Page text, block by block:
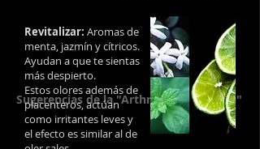
Sugerencias de la "Arthritis Foundation"
Revitalizar: Aromas de
menta, jazmín y cítricos.
Ayudan a que te sientas
más despierto.
Estos olores además de
placenteros, actúan
como irritantes leves y
el efecto es similar al de